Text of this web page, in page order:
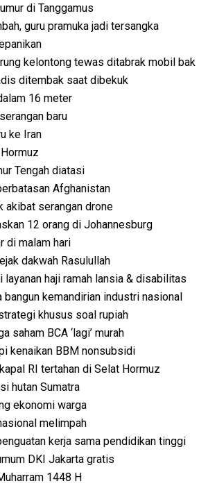
di Tanggamus
guru pramuka jadi tersangka
kelontong tewas ditabrak mobil bak
ditembak saat dibekuk
16 meter
baru
ke Iran
Tengah diatasi
Afghanistan
akibat serangan drone
12 orang di Johannesburg
di malam hari
dakwah Rasulullah
haji ramah lansia & disabilitas
bangun kemandirian industri nasional
khusus soal rupiah
saham BCA ‘lagi’ murah
kenaikan BBM nonsubsidi
RI tertahan di Selat Hormuz
hutan Sumatra
ekonomi warga
melimpah
kerja sama pendidikan tinggi
DKI Jakarta gratis
1448 H